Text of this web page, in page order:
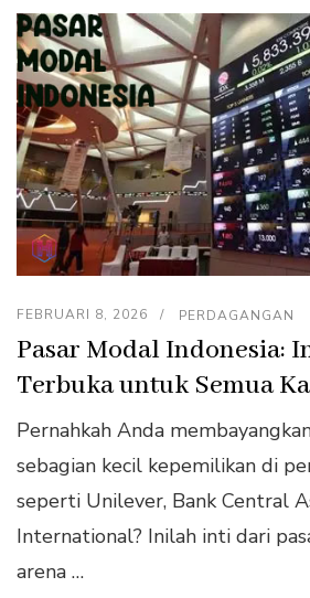
FEBRUARI 8, 2026 PERDAGANGAN
Pasar Modal Indonesia:
Terbuka untuk Semua
Pernahkah Anda
sebagian kecil kepemilikan di
seperti Unilever, Bank Central
International? Inilah inti dari
arena …